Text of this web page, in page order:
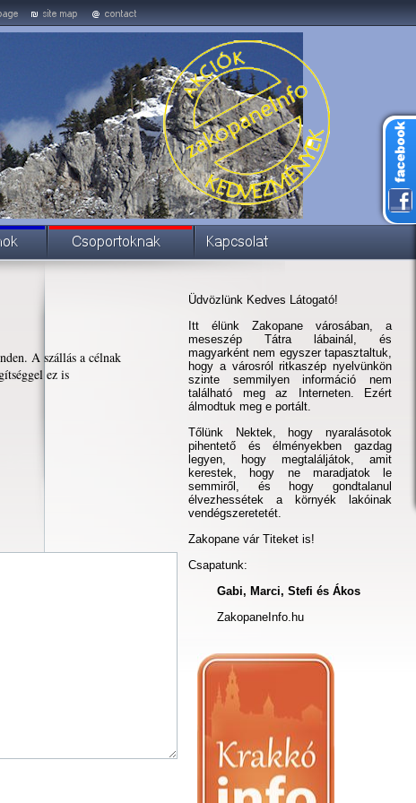
A szállás a célnak
ez is
Üdvözlünk Kedves Látogató!
Itt élünk Zakopane városában, a
meseszép Tátra lábainál, és
magyarként nem egyszer tapasztaltuk,
hogy a városról ritkaszép nyelvünkön
szinte semmilyen információ nem
található meg az Interneten. Ezért
álmodtuk meg e portált.
Tőlünk Nektek, hogy nyaralásotok
pihentető és élményekben gazdag
legyen, hogy megtaláljátok, amit
kerestek, hogy ne maradjatok le
semmiről, és hogy gondtalanul
élvezhessétek a környék lakóinak
vendégszeretetét.
Zakopane vár Titeket is!
Csapatunk:
Gabi, Marci, Stefi és Ákos
ZakopaneInfo.hu